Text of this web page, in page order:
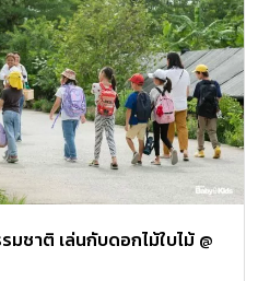
มชาติ เล่นกับดอกไม้ใบไม้ @